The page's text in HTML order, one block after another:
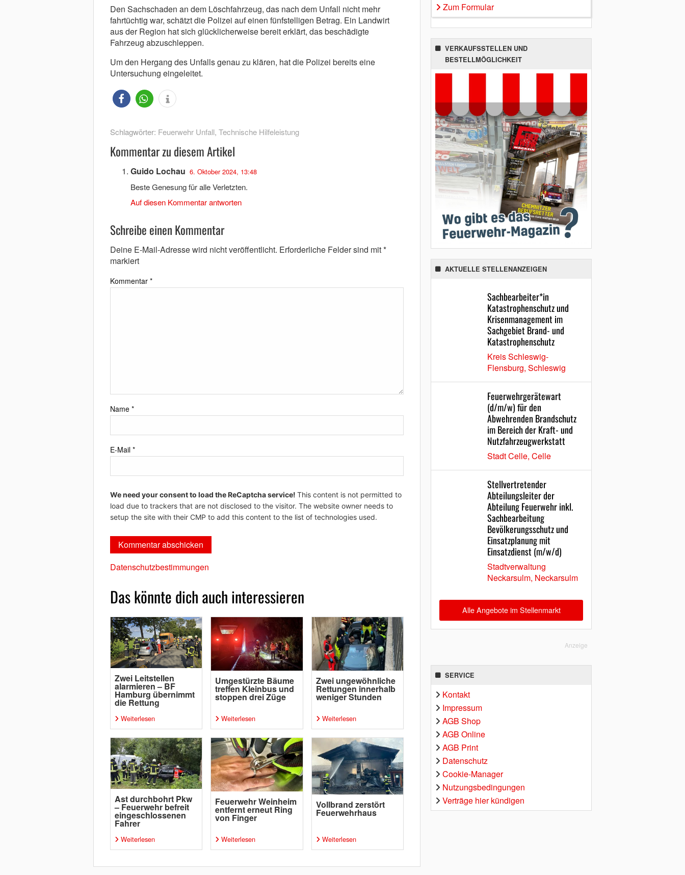
Den Sachschaden an dem Löschfahrzeug, das nach dem Unfall nicht mehr
fahrtüchtig war, schätzt die Polizei auf einen fünfstelligen Betrag. Ein Landwirt
aus der Region hat sich glücklicherweise bereit erklärt, das beschädigte
Fahrzeug abzuschleppen.
Um den Hergang des Unfalls genau zu klären, hat die Polizei bereits eine
Untersuchung eingeleitet.
Schlagwörter: Feuerwehr Unfall, Technische Hilfeleistung
Kommentar zu diesem Artikel
Guido Lochau 6. Oktober 2024, 13:48
Beste Genesung für alle Verletzten.
Auf diesen Kommentar antworten
Schreibe einen Kommentar
Deine E-Mail-Adresse wird nicht veröffentlicht. Erforderliche Felder sind mit*
markiert
Kommentar *
Name *
E-Mail *
We need your consent to load the ReCaptcha service! This content is not permitted to
load due to trackers that are not disclosed to the visitor. The website owner needs to
setup the site with their CMP to add this content to the list of technologies used.
Datenschutzbestimmungen
Das könnte dich auch interessieren
Zwei Leitstellen
alarmieren – BF
Hamburg übernimmt
die Rettung
Weiterlesen
Umgestürzte Bäume
treffen Kleinbus und
stoppen drei Züge
Weiterlesen
Zwei ungewöhnliche
Rettungen innerhalb
weniger Stunden
Weiterlesen
Ast durchbohrt Pkw
– Feuerwehr befreit
eingeschlossenen
Fahrer
Weiterlesen
Feuerwehr Weinheim
entfernt erneut Ring
von Finger
Weiterlesen
Vollbrand zerstört
Feuerwehrhaus
Weiterlesen
Zum Formular
VERKAUFSSTELLEN UND
BESTELLMÖGLICHKEIT
AKTUELLE STELLENANZEIGEN
Sachbearbeiter*in
Katastrophenschutz und
Krisenmanagement im
Sachgebiet Brand- und
Katastrophenschutz
Kreis Schleswig-
Flensburg, Schleswig
Feuerwehrgerätewart
(d/m/w) für den
Abwehrenden Brandschutz
im Bereich der Kraft- und
Nutzfahrzeugwerkstatt
Stadt Celle, Celle
Stellvertretender
Abteilungsleiter der
Abteilung Feuerwehr inkl.
Sachbearbeitung
Bevölkerungsschutz und
Einsatzplanung mit
Einsatzdienst (m/w/d)
Stadtverwaltung
Neckarsulm, Neckarsulm
Alle Angebote im Stellenmarkt
Anzeige
SERVICE
Kontakt
Impressum
AGB Shop
AGB Online
AGB Print
Datenschutz
Cookie-Manager
Nutzungsbedingungen
Verträge hier kündigen